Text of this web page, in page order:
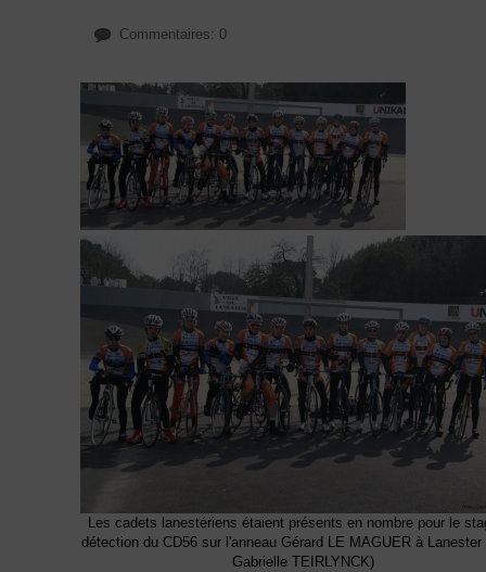
Commentaires: 0
Les cadets lanestériens étaient présents en nombre pour le
détection du CD56 sur l'anneau Gérard LE MAGUER à Lanester
Gabrielle TEIRLYNCK)